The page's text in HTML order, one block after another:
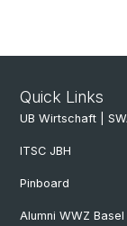
Quick Links
UB Wirtschaft |
ITSC JBH
Pinboard
Alumni WWZ Basel